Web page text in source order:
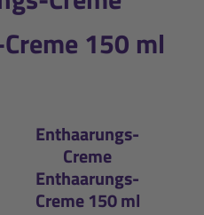
150 ml
Enthaarungs-
Creme
Enthaarungs-
Creme 150 ml